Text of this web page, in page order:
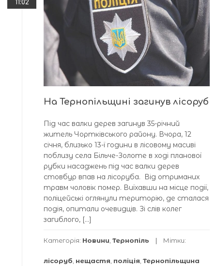
11:02
На Тернопільщині загинув лісоруб
Під час валки дерев загинув 35-річний
житель Чортківського району. Вчора, 12
січня, близько 13-ї години в лісовому масиві
поблизу села Більче-Золоте в ході планової
рубки насаджень під час валки дерев
стовбур впав на лісоруба. Від отриманих
травм чоловік помер. Виїхавши на місце події,
поліцейські оглянули територію, де сталася
подія, опитали очевидців. Зі слів колег
загиблого, […]
Категорія: Новини Тернопіль Мітки:
лісоруб нещастя поліція Тернопільщина